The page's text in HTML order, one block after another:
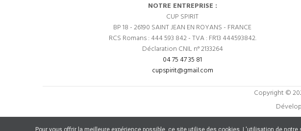
NOTRE ENTREPRISE :
CUP SPIRIT
BP 18 - 26190 SAINT JEAN EN ROYANS - FRANCE
RCS Romans : 444 593 842 - TVA : FR13 444593842.
Déclaration CNIL n° 2133264
04 75 47 35 81
cupspirit@gmail.com
Copyright ©
Pour vous offrir la meilleure expérience possible, ce site utilise des cookies. L'utilisation de